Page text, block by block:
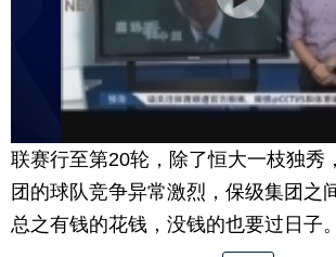
联赛行至第20轮，除了恒大一枝独秀
团的球队竞争异常激烈，保级集团之
总之有钱的花钱，没钱的也要过日子。